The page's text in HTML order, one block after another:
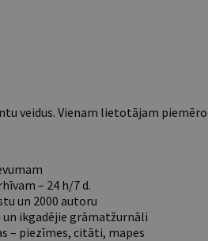
veidus. Vienam lietotājam
– 24 h/7 d.
un 2000 autoru
ikgadējie grāmatžurnāli
– piezīmes, citāti, mapes